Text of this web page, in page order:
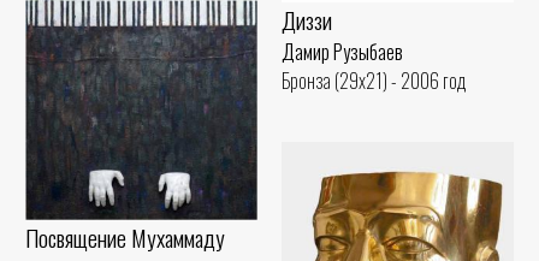
Диззи
Дамир Рузыбаев
Бронза (29x21) - 2006 год
Посвящение Мухаммаду